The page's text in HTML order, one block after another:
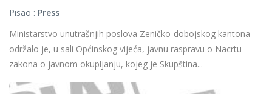
Pisao : Press
Ministarstvo unutrašnjih poslova Zeničko-dobojskog kantona
održalo je, u sali Općinskog vijeća, javnu raspravu o Nacrtu
zakona o javnom okupljanju, kojeg je Skupština...
Više...